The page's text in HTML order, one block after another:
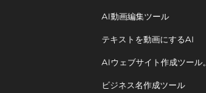
AI動画編集ツール
テキストを動画にするAI
AIウェブサイト作成ツール。
ビジネス名作成ツール